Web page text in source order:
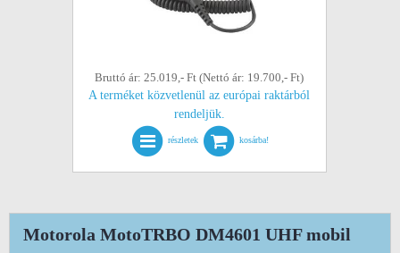
Bruttó ár: 25.019,- Ft (Nettó ár: 19.700,- Ft)
A terméket közvetlenül az európai raktárból
rendeljük.
részletek kosárba!
Motorola MotoTRBO DM4601 UHF mobil